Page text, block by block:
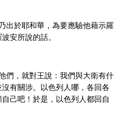
出於耶和華，為要應驗他藉示羅
安所說的話。
們，就對王說：我們與大衛有什
有關涉。以色列人哪，各回各
己吧！於是，以色列人都回自